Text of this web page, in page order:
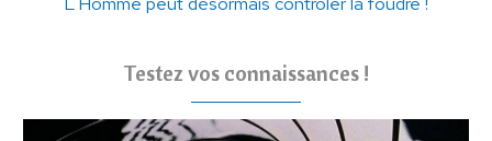
Testez vos connaissances !